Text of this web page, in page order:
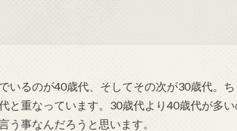
いるのが40歳代、そしてその次が30歳代。
と重なっています。30歳代より40歳代が多
う事なんだろうと思います。